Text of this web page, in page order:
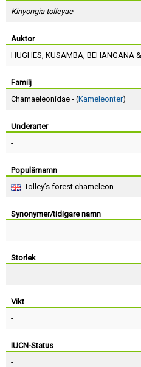
Kinyongia tolleyae
Auktor
HUGHES, KUSAMBA, BEHANGANA &
Familj
Chamaeleonidae - (Kameleonter)
Underarter
-
Populärnamn
Tolley’s forest chameleon
Synonymer/tidigare namn
Storlek
Vikt
-
IUCN-Status
-
Lösenord:
Terms of Service